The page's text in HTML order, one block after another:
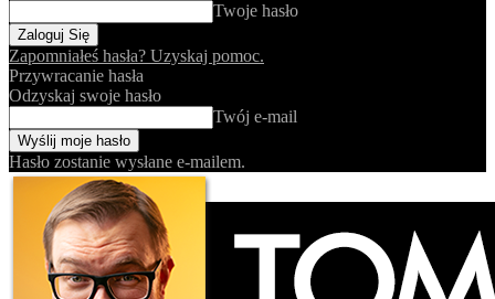
Twoje hasło
Zapomniałeś hasła? Uzyskaj pomoc.
Przywracanie hasła
Odzyskaj swoje hasło
Twój e-mail
Hasło zostanie wysłane e-mailem.